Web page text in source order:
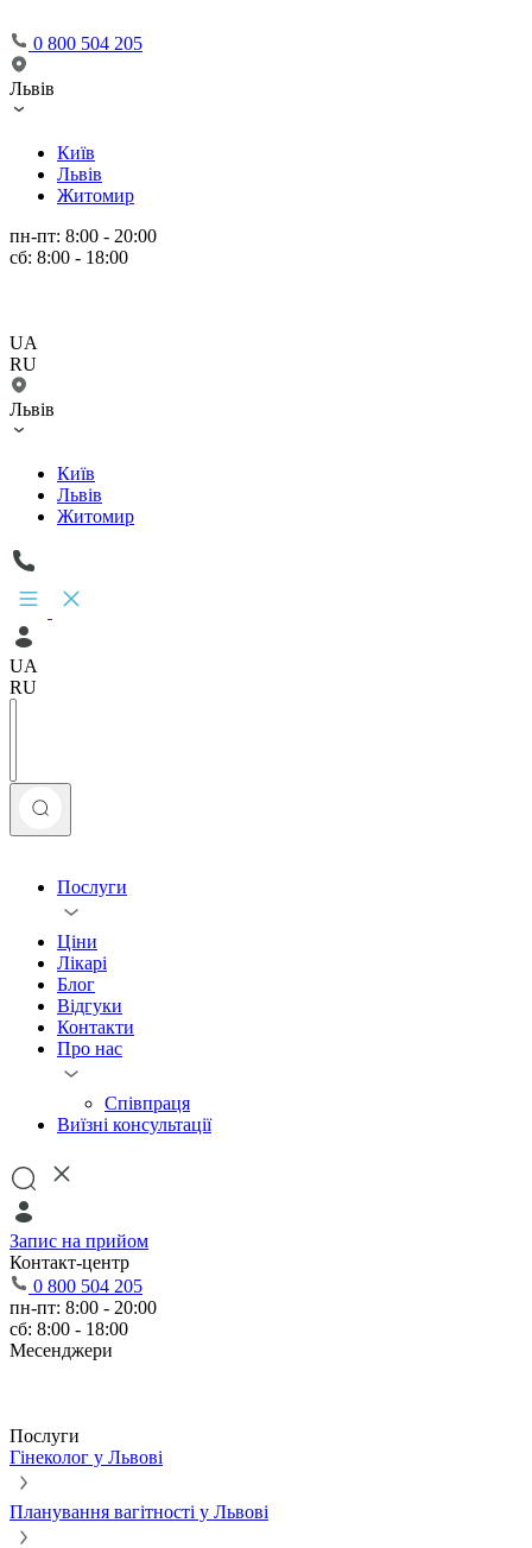
0 800 504 205
Львів
Київ
Львів
Житомир
пн-пт: 8:00 - 20:00
сб: 8:00 - 18:00
UA
RU
Львів
Київ
Львів
Житомир
UA
RU
Послуги
Ціни
Лікарі
Блог
Відгуки
Контакти
Про нас
Співпраця
Виїзні консультації
Запис на прийом
Контакт-центр
0 800 504 205
пн-пт: 8:00 - 20:00
сб: 8:00 - 18:00
Месенджери
Послуги
Гінеколог у Львові
Планування вагітності у Львові